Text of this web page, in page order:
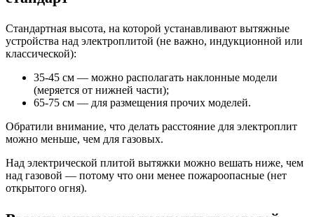
Стандартная высота, на которой устанавливают вытяжные
устройства над электроплитой (не важно, индукционной или
классической):
35-45 см — можно располагать наклонные модели
(меряется от нижней части);
65-75 см — для размещения прочих моделей.
Обратили внимание, что делать расстояние для электроплит
можно меньше, чем для газовых.
Над электрической плитой вытяжки можно вешать ниже, чем
над газовой — потому что они менее пожароопасные (нет
открытого огня).